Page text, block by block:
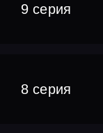
9 серия
8 серия